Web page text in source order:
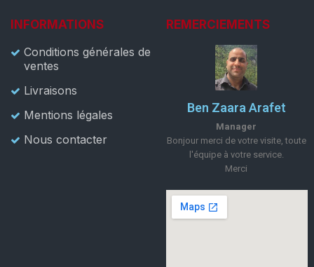
INFORMATIONS
Conditions générales de
ventes
Livraisons
Mentions légales
Nous contacter
REMERCIEMENTS
Ben Zaara Arafet
Manager
Bonjour merci de votre visite, toute
l'équipe à votre service.
Merci